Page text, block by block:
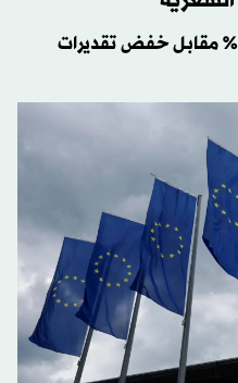
توقعاته للتضخم ارتفعت إلى 3 % مقابل خفض تقديرات